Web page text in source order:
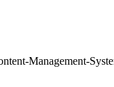
Management-